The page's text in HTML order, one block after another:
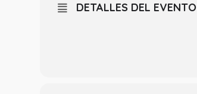
DETALLES DEL EVENTO